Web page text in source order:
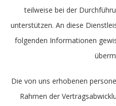
teilweise bei der
unterstützen. An diese
folgenden Informationen
Die von uns erhobenen
Rahmen der